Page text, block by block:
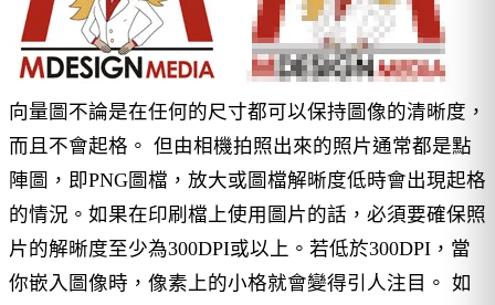
向量圖不論是在任何的尺寸都可以保持圖像的清晰度，
而且不會起格。 但由相機拍照出來的照片通常都是點
陣圖，即PNG圖檔，放大或圖檔解晰度低時會出現起格
的情況。如果在印刷檔上使用圖片的話，必須要確保照
片的解晰度至少為300DPI或以上。若低於300DPI，當
你嵌入圖像時，像素上的小格就會變得引人注目。 如